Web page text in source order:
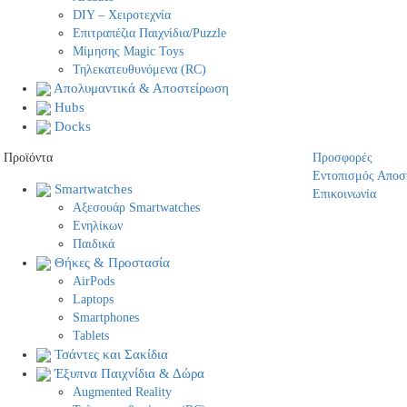
DIY – Χειροτεχνία
Επιτραπέζια Παιχνίδια/Puzzle
Μίμησης Magic Toys
Τηλεκατευθυνόμενα (RC)
Απολυμαντικά & Αποστείρωση
Hubs
Docks
Προϊόντα
Smartwatches
Αξεσουάρ Smartwatches
Ενηλίκων
Παιδικά
Θήκες & Προστασία
AirPods
Laptops
Smartphones
Tablets
Τσάντες και Σακίδια
Έξυπνα Παιχνίδια & Δώρα
Augmented Reality
Προσφορές
Εντοπισμός
Επικοινωνία